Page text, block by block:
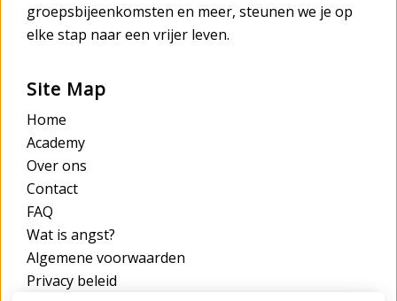
groepsbijeenkomsten en meer, steunen we je op
elke stap naar een vrijer leven.
Site Map
Home
Academy
Over ons
Contact
FAQ
Wat is angst?
Algemene voorwaarden
Privacy beleid